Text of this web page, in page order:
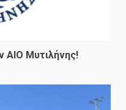
ΑΙΟ Μυτιλήνης!